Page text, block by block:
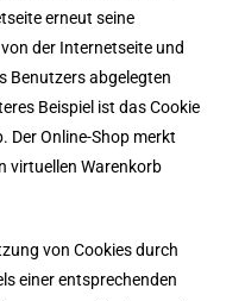
erneut seine
der Internetseite und
Benutzers abgelegten
Beispiel ist das Cookie
Der Online-Shop merkt
virtuellen Warenkorb
von Cookies durch
einer entsprechenden